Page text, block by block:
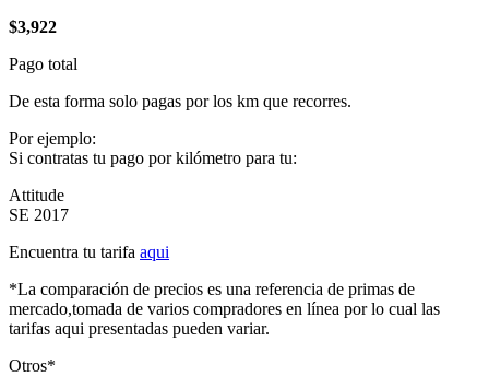
$3,922
Pago total
De esta forma solo pagas por los km que recorres.
Por ejemplo:
Si contratas tu pago por kilómetro para tu:
Attitude
SE 2017
Encuentra tu tarifa aqui
*La comparación de precios es una referencia de primas de
mercado,tomada de varios compradores en línea por lo cual las
tarifas aqui presentadas pueden variar.
Otros*